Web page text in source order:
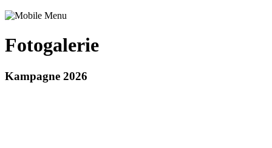
Fotogalerie
Kampagne 2026